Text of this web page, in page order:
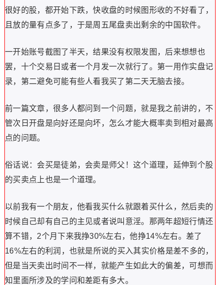
很好的股，都开始下跌，快收盘的时候图形收的不好看了，
且放的量有点多了，于是周五尾盘卖出剩余的中国软件。
一开始账号截图了半天，结果没有权限发图，后来想想也
罢，十个交易日或者一个月发一次就行了。第一用作实盘记
录，第二避免可能有些人看我买了第二天无脑去接。
前一篇文章，很多人都问到一个问题，就是我之前讲的，不
管次日开盘是向好还是向坏，怎么才能大概率卖到相对最高
点的问题。
俗话说：会买是徒弟，会卖是师父！这个道理，延伸到个股
的买卖点上也是一个道理。
以前我有一个朋友，他看我买什么就跟着买什么，然后卖的
时候自己却有自己的主见或者说叫意淫。那两年超短行情还
算不错，2个月下来我挣30%左右，他挣14%左右。差了
16%左右的利润，也就是所说的买入其实价格是差不多的，
但是当天卖出时间不一样，就能产生如此大的偏差，可想而
知里面所涉及的学问和差距有多大。